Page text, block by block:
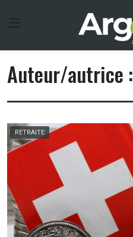
Auteur/autrice :
RETRAITE